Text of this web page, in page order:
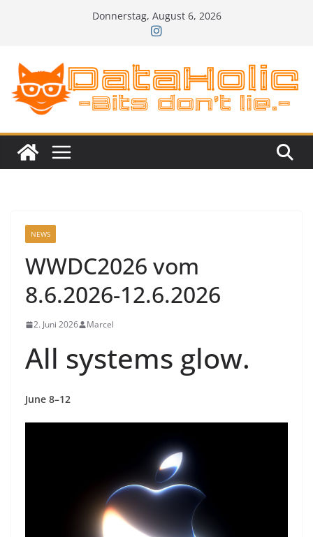
Donnerstag, August 6, 2026
NEWS
WWDC2026 vom
8.6.2026-12.6.2026
2. Juni 2026 Marcel
All systems glow.
June 8–12